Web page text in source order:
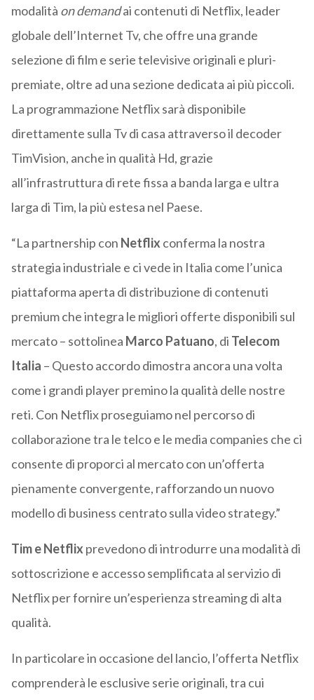
modalità on demandai contenuti di Netflix, leader
globale dell’Internet Tv, che offre una grande
selezione di film e serie televisive originali e pluri-
premiate, oltre ad una sezione dedicata ai più piccoli.
La programmazione Netflix sarà disponibile
direttamente sulla Tv di casa attraverso il decoder
TimVision, anche in qualità Hd, grazie
all’infrastruttura di rete fissa a banda larga e ultra
larga di Tim, la più estesa nel Paese.
“La partnership con Netflixconferma la nostra
strategia industriale e ci vede in Italia come l’unica
piattaforma aperta di distribuzione di contenuti
premium che integra le migliori offerte disponibili sul
mercato – sottolinea Marco Patuano, di Telecom
Italia – Questo accordo dimostra ancora una volta
come i grandi player premino la qualità delle nostre
reti. Con Netflix proseguiamo nel percorso di
collaborazione tra le telco e le media companies che ci
consente di proporci al mercato con un’offerta
pienamente convergente, rafforzando un nuovo
modello di business centrato sulla video strategy.”
Tim e Netflixprevedono di introdurre una modalità di
sottoscrizione e accesso semplificata al servizio di
Netflix per fornire un’esperienza streaming di alta
qualità.
In particolare in occasione del lancio, l’offerta Netflix
comprenderà le esclusive serie originali, tra cui